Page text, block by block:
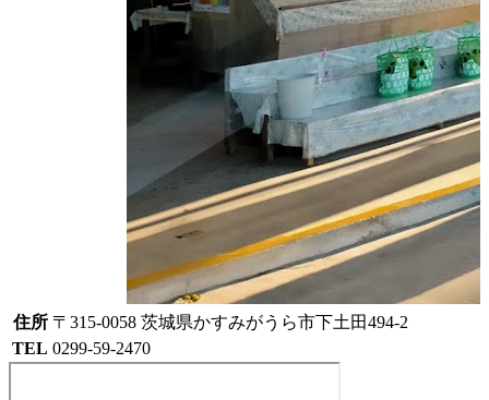
住所 〒315-0058 茨城県かすみがうら市下土田494-2
TEL 0299-59-2470